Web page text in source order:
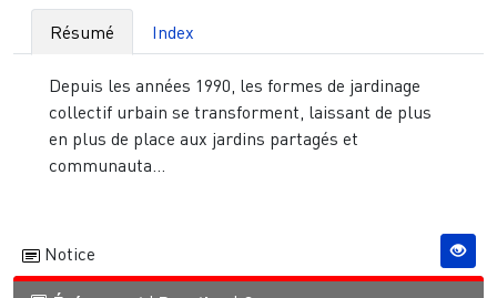
Résumé Index
Depuis les années 1990, les formes de jardinage
collectif urbain se transforment, laissant de plus
en plus de place aux jardins partagés et
communauta...
Notice